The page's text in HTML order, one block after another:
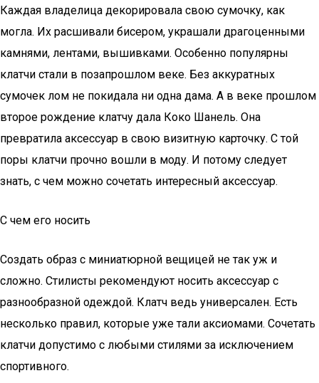
Каждая владелица декорировала свою сумочку, как
могла. Их расшивали бисером, украшали драгоценными
камнями, лентами, вышивками. Особенно популярны
клатчи стали в позапрошлом веке. Без аккуратных
сумочек лом не покидала ни одна дама. А в веке прошлом
второе рождение клатчу дала Коко Шанель. Она
превратила аксессуар в свою визитную карточку. С той
поры клатчи прочно вошли в моду. И потому следует
знать, с чем можно сочетать интересный аксессуар.
С чем его носить
Создать образ с миниатюрной вещицей не так уж и
сложно. Стилисты рекомендуют носить аксессуар с
разнообразной одеждой. Клатч ведь универсален. Есть
несколько правил, которые уже тали аксиомами. Сочетать
клатчи допустимо с любыми стилями за исключением
спортивного.